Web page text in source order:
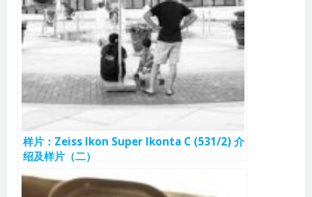
样片：Zeiss Ikon Super Ikonta C (531/2) 介
绍及样片（二）